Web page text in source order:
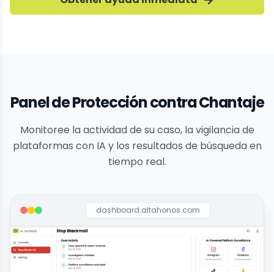
Panel de Protección contra Chantaje
Monitoree la actividad de su caso, la vigilancia de
plataformas con IA y los resultados de búsqueda en
tiempo real.
dashboard.altahonos.com